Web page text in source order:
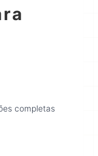
completas